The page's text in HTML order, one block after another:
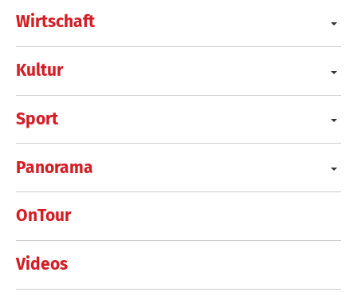
Wirtschaft
Kultur
Sport
Panorama
OnTour
Videos